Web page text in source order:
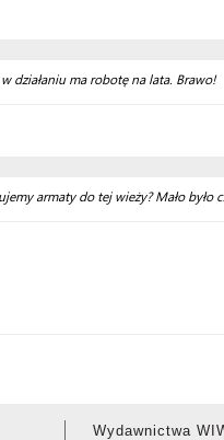
działaniu ma robotę na lata. Brawo!
armaty do tej wieży? Mało było
Wydawnictwa